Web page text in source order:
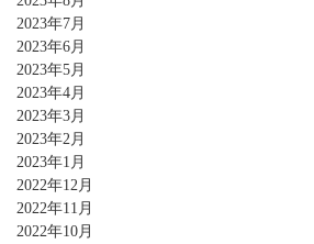
2023年7月
2023年6月
2023年5月
2023年4月
2023年3月
2023年2月
2023年1月
2022年12月
2022年11月
2022年10月